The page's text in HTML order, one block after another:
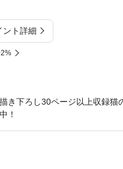
ント詳細
き下ろし30ページ以上収録
！